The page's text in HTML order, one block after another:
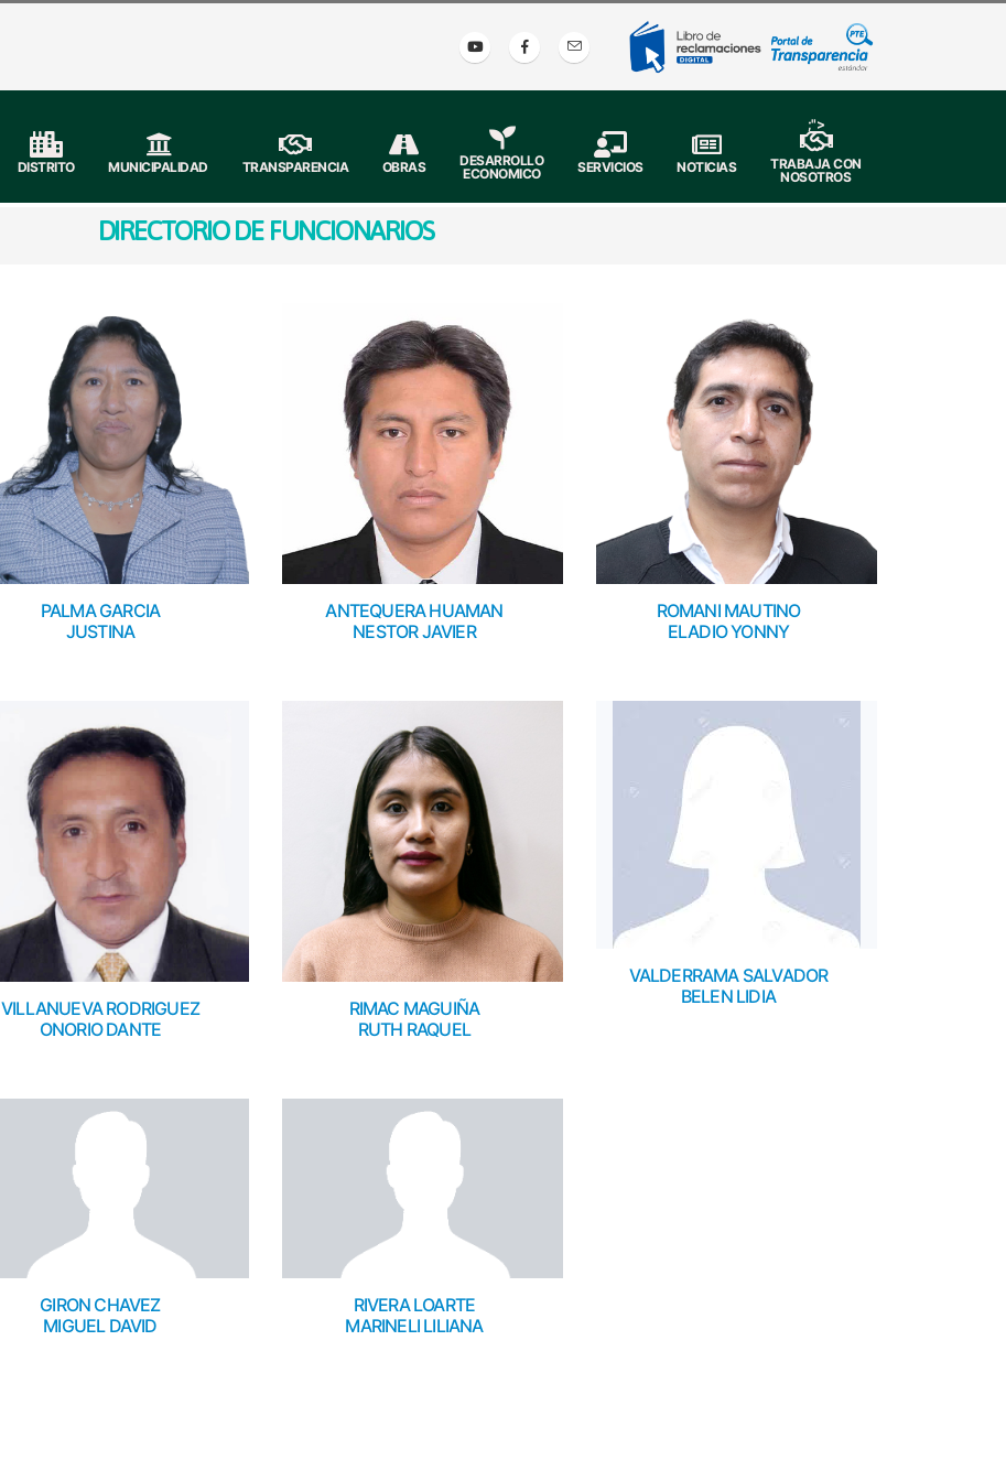
DISTRITO MUNICIPALIDAD TRANSPARENCIA OBRAS
DESARROLLO
ECONOMICO
SERVICIOS NOTICIAS
;">
TRABAJA CON
NOSOTROS
DIRECTORIO DE FUNCIONARIOS
PALMA GARCIA
JUSTINA
ANTEQUERA HUAMAN
NESTOR JAVIER
ROMANI MAUTINO
ELADIO YONNY
VILLANUEVA RODRIGUEZ
ONORIO DANTE
RIMAC MAGUIÑA
RUTH RAQUEL
VALDERRAMA SALVADOR
BELEN LIDIA
GIRON CHAVEZ
MIGUEL DAVID
RIVERA LOARTE
MARINELI LILIANA